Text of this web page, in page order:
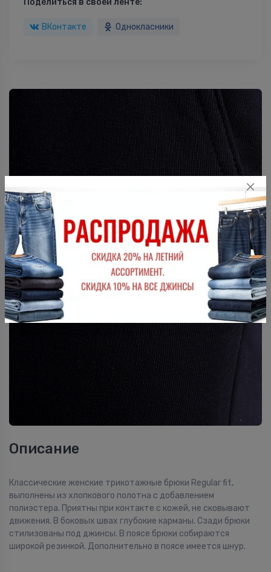
Поделиться в своей ленте:
ВКонтакте Однокласники
Описание
Классические женские трикотажные брюки Regular fit,
выполнены из хлопкового полотна с добавлением
полиэстера. Приятны при контакте с кожей, не сковывают
движения. В боковых швах глубокие карманы. Сзади брюки
стилизованы под джинсы. В поясе брюки собираются
широкой резинкой. Дополнительно в поясе имеется шнур.